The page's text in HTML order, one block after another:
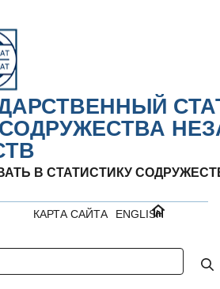
В СТАТИСТИКУ
ENGLISH
КАРТА САЙТА